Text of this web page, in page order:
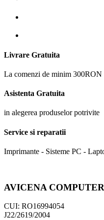
Livrare Gratuita
La comenzi de minim 300RON
Asistenta Gratuita
in alegerea produselor potrivite
Service si reparatii
Imprimante - Sisteme PC -
AVICENA
CUI: RO16994054
J22/2619/2004